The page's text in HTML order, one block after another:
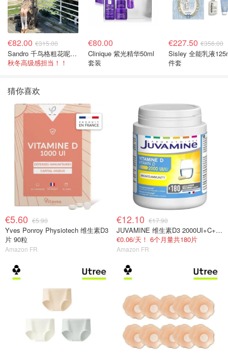
€82.00 €315.00
Sandro 千鸟格粗花呢连衣裙
秋冬高级感担当！！
€80.00
Clinique 紫光精华50ml
套装
€227.50 €356.00
Sisley 全能乳液
件套
猜你喜欢
€5.60 €5.90
Yves Ponroy Physiotech 维生素D3
片 90粒
Amazon FR
€12.10 €17.90
JUVAMINE 维生素D3 2000UI+C+B+锌 免疫抗疲劳
€0.06/天！ 6个月量共180片
Amazon FR